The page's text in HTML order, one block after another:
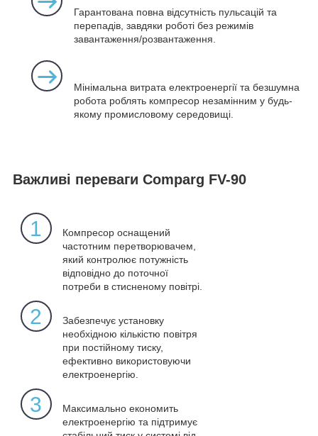
Гарантована повна відсутність пульсацій та
перепадів, завдяки роботі без режимів
завантаження/розвантаження.
Мінімальна витрата електроенергії та безшумна
робота роблять компресор незамінним у будь-
якому промисловому середовищі.
Важливі переваги Comparg FV-90
1
Компресор оснащений
частотним перетворювачем,
який контролює потужність
відповідно до поточної
потреби в стисненому повітрі.
2
Забезпечує установку
необхідною кількістю повітря
при постійному тиску,
ефективно використовуючи
електроенергію.
3
Максимально економить
електроенергію та підтримує